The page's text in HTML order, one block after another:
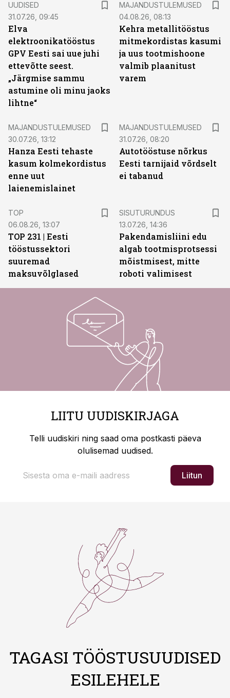
UUDISED
31.07.26, 09:45
Elva
elektroonikatööstus
GPV Eesti sai uue juhi
ettevõtte seest.
„Järgmise sammu
astumine oli minu jaoks
lihtne“
MAJANDUSTULEMUSED
04.08.26, 08:13
Kehra metallitööstus
mitmekordistas kasumi
ja uus tootmishoone
valmib plaanitust
varem
MAJANDUSTULEMUSED
30.07.26, 13:12
Hanza Eesti tehaste
kasum kolmekordistus
enne uut
laienemislainet
MAJANDUSTULEMUSED
31.07.26, 08:20
Autotööstuse nõrkus
Eesti tarnijaid võrdselt
ei tabanud
TOP
06.08.26, 13:07
TOP 231 | Eesti
tööstussektori
suuremad
maksuvõlglased
SISUTURUNDUS
13.07.26, 14:36
Pakendamisliini edu
algab tootmisprotsessi
mõistmisest, mitte
roboti valimisest
LIITU UUDISKIRJAGA
Telli uudiskiri ning saad oma postkasti päeva
olulisemad uudised.
Liitun
TAGASI TÖÖSTUSUUDISED
ESILEHELE